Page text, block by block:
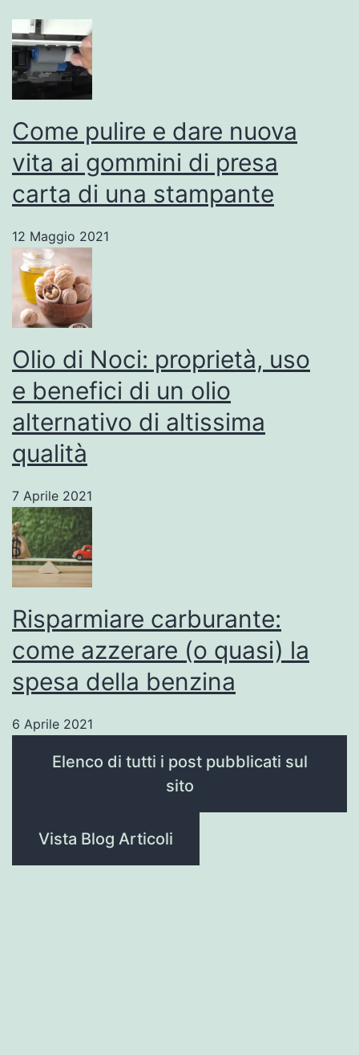
Come pulire e dare nuova
vita ai gommini di presa
carta di una stampante
12 Maggio 2021
Olio di Noci: proprietà, uso
e benefici di un olio
alternativo di altissima
qualità
7 Aprile 2021
Risparmiare carburante:
come azzerare (o quasi) la
spesa della benzina
6 Aprile 2021
Elenco di tutti i post pubblicati sul
sito
Vista Blog Articoli